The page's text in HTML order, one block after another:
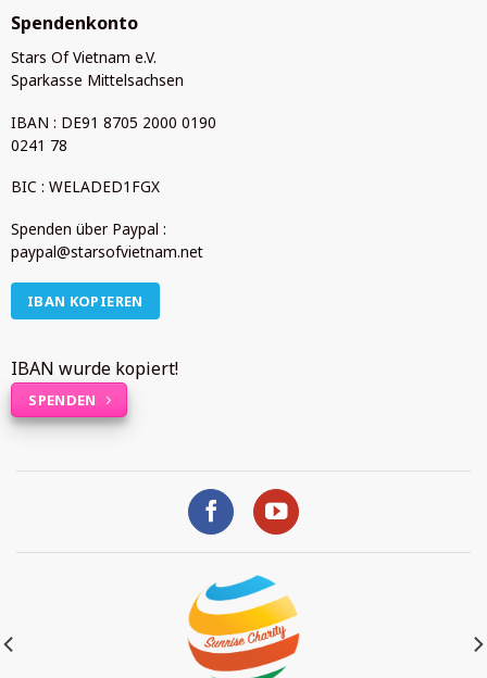
Spendenkonto
Stars Of Vietnam e.V.
Sparkasse Mittelsachsen
IBAN : DE91 8705 2000 0190
0241 78
BIC : WELADED1FGX
Spenden über Paypal :
paypal@starsofvietnam.net
IBAN KOPIEREN
IBAN wurde kopiert!
SPENDEN